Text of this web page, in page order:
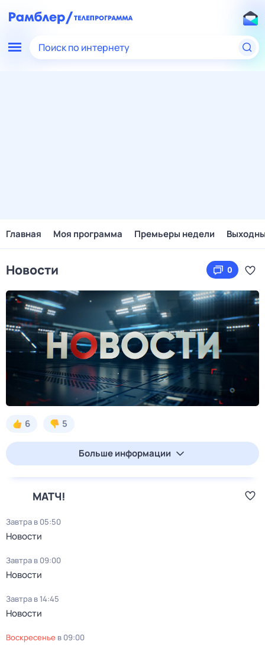
Поиск по интернету
Главная Моя программа Премьеры недели
Новости 0
6 5
Больше информации
МАТЧ!
Завтра в 05:50
Новости
Завтра в 09:00
Новости
Завтра в 14:45
Новости
воскресенье в 09:00